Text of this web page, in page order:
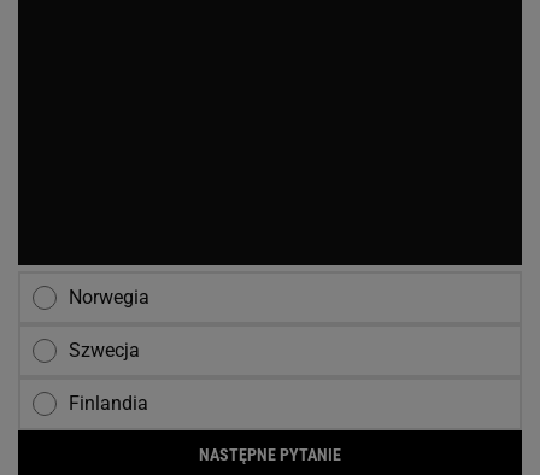
Norwegia
Szwecja
Finlandia
NASTĘPNE PYTANIE